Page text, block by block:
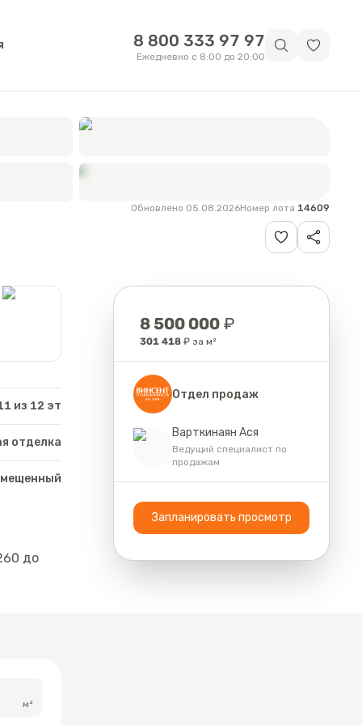
8 800 333 97 97
Ежедневно с 8:00 до 20:00
Обновлено 05.08.2026Номер лота 14609
из 12 эт
отделка
до
м²
Цена
8 500 000 ₽
301 418 ₽ за м²
Отдел продаж
Варткинаян Ася
Ведущий специалист по
продажам
Запланировать просмотр